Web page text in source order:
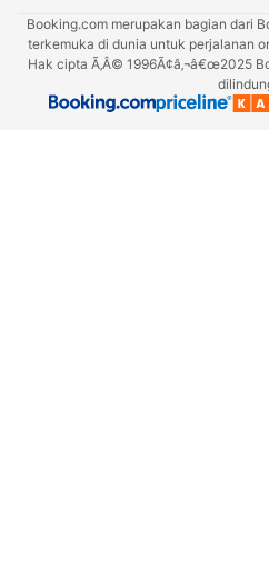
Booking.com merupakan bagian dari
terkemuka di dunia untuk perjalanan
Hak cipta Ã‚Â© 1996Ã¢â‚¬â€œ2025